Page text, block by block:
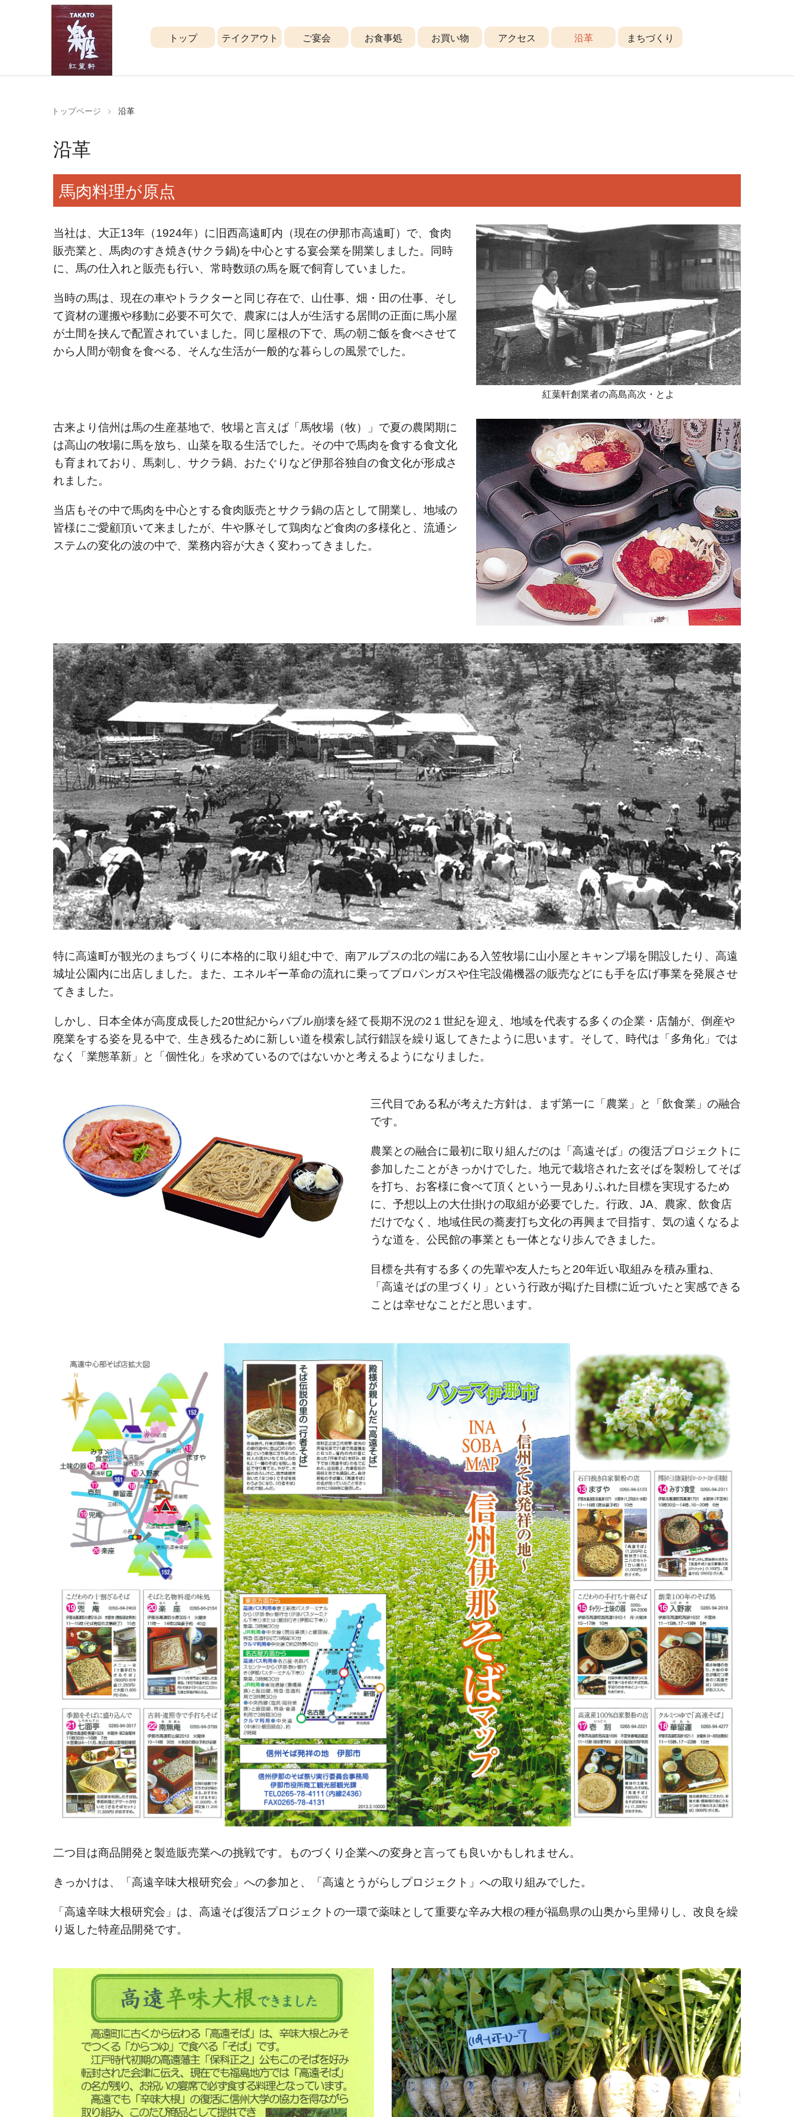
ストラン]
トップ テイクアウト ご宴会 お食事処 お買い物 アクセス 沿革 まちづくり
トップページ 沿革
沿革
馬肉料理が原点
当社は、大正13年（1924年）に旧西高遠町内（現在の伊那市高遠町）で、食肉
販売業と、馬肉のすき焼き(サクラ鍋)を中心とする宴会業を開業しました。同時
に、馬の仕入れと販売も行い、常時数頭の馬を厩で飼育していました。
当時の馬は、現在の車やトラクターと同じ存在で、山仕事、畑・田の仕事、そし
て資材の運搬や移動に必要不可欠で、農家には人が生活する居間の正面に馬小屋
が土間を挟んで配置されていました。同じ屋根の下で、馬の朝ご飯を食べさせて
から人間が朝食を食べる、そんな生活が一般的な暮らしの風景でした。
紅葉軒創業者の高島高次・とよ
古来より信州は馬の生産基地で、牧場と言えば「馬牧場（牧）」で夏の農閑期に
は高山の牧場に馬を放ち、山菜を取る生活でした。その中で馬肉を食する食文化
も育まれており、馬刺し、サクラ鍋、おたぐりなど伊那谷独自の食文化が形成さ
れました。
当店もその中で馬肉を中心とする食肉販売とサクラ鍋の店として開業し、地域の
皆様にご愛顧頂いて来ましたが、牛や豚そして鶏肉など食肉の多様化と、流通シ
ステムの変化の波の中で、業務内容が大きく変わってきました。
特に高遠町が観光のまちづくりに本格的に取り組む中で、南アルプスの北の端にある入笠牧場に山小屋とキャンプ場を開設したり、高遠
城址公園内に出店しました。また、エネルギー革命の流れに乗ってプロパンガスや住宅設備機器の販売などにも手を広げ事業を発展させ
てきました。
しかし、日本全体が高度成長した20世紀からバブル崩壊を経て長期不況の2１世紀を迎え、地域を代表する多くの企業・店舗が、倒産や
廃業をする姿を見る中で、生き残るために新しい道を模索し試行錯誤を繰り返してきたように思います。そして、時代は「多角化」では
なく「業態革新」と「個性化」を求めているのではないかと考えるようになりました。
三代目である私が考えた方針は、まず第一に「農業」と「飲食業」の融合
です。
農業との融合に最初に取り組んだのは「高遠そば」の復活プロジェクトに
参加したことがきっかけでした。地元で栽培された玄そばを製粉してそば
を打ち、お客様に食べて頂くという一見ありふれた目標を実現するため
に、予想以上の大仕掛けの取組が必要でした。行政、JA、農家、飲食店
だけでなく、地域住民の蕎麦打ち文化の再興まで目指す、気の遠くなるよ
うな道を、公民館の事業とも一体となり歩んできました。
目標を共有する多くの先輩や友人たちと20年近い取組みを積み重ね、
「高遠そばの里づくり」という行政が掲げた目標に近づいたと実感できる
ことは幸せなことだと思います。
二つ目は商品開発と製造販売業への挑戦です。ものづくり企業への変身と言っても良いかもしれません。
きっかけは、「高遠辛味大根研究会」への参加と、「高遠とうがらしプロジェクト」への取り組みでした。
「高遠辛味大根研究会」は、高遠そば復活プロジェクトの一環で薬味として重要な辛み大根の種が福島県の山奥から里帰りし、改良を繰
り返した特産品開発です。